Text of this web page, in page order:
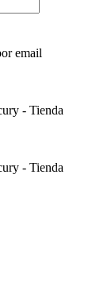
email